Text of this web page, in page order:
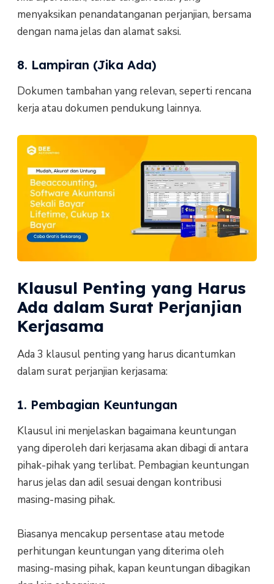
menyaksikan penandatanganan perjanjian, bersama
dengan nama jelas dan alamat saksi.
8. Lampiran (Jika Ada)
Dokumen tambahan yang relevan, seperti rencana
kerja atau dokumen pendukung lainnya.
Klausul Penting yang Harus
Ada dalam Surat Perjanjian
Kerjasama
Ada 3 klausul penting yang harus dicantumkan
dalam surat perjanjian kerjasama:
1. Pembagian Keuntungan
Klausul ini menjelaskan bagaimana keuntungan
yang diperoleh dari kerjasama akan dibagi di antara
pihak-pihak yang terlibat. Pembagian keuntungan
harus jelas dan adil sesuai dengan kontribusi
masing-masing pihak.
Biasanya mencakup persentase atau metode
perhitungan keuntungan yang diterima oleh
masing-masing pihak, kapan keuntungan dibagikan